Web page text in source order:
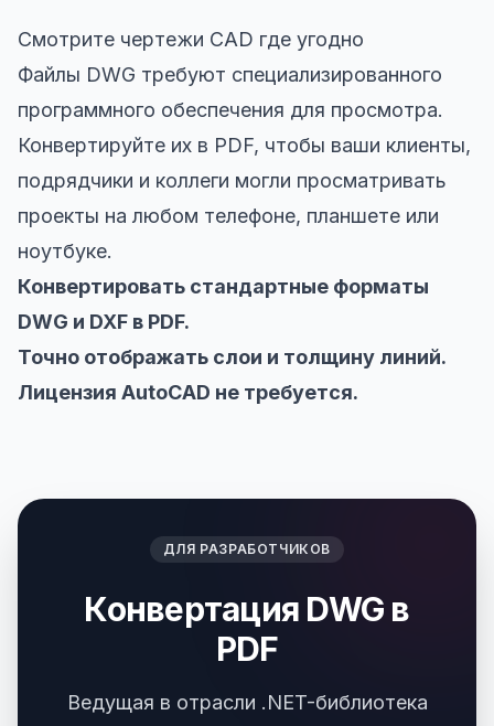
Смотрите чертежи CAD где угодно
Файлы DWG требуют специализированного
программного обеспечения для просмотра.
Конвертируйте их в PDF, чтобы ваши клиенты,
подрядчики и коллеги могли просматривать
проекты на любом телефоне, планшете или
ноутбуке.
Конвертировать стандартные форматы
DWG и DXF в PDF.
Точно отображать слои и толщину линий.
Лицензия AutoCAD не требуется.
ДЛЯ РАЗРАБОТЧИКОВ
Конвертация DWG в
PDF
Ведущая в отрасли .NET-библиотека